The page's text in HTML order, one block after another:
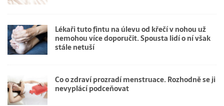
Lékaři tuto fintu na úlevu od křečí v nohou už
nemohou více doporučit. Spousta lidí o ní však
stále netuší
Co o zdraví prozradí menstruace. Rozhodně se ji
nevyplácí podceňovat